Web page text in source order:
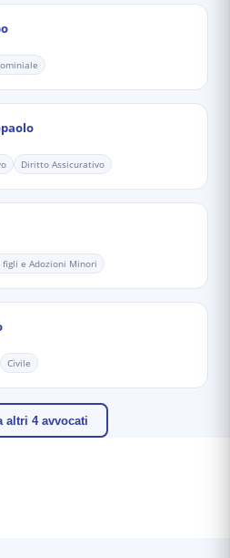
Diritto Assicurativo
e Adozioni Minori
Civile
altri 4 avvocati